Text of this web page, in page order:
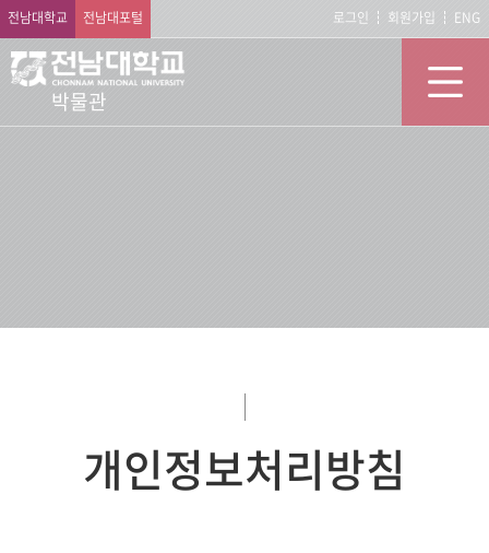
전남대학교 전남대포털 로그인 회원가입 ENG
박물관
개인정보처리방침